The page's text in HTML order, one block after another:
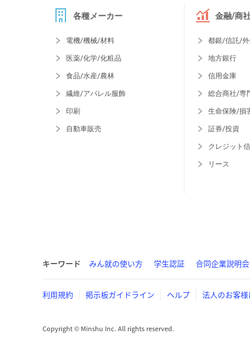
各種メーカー
電機/機械/材料
医薬/化学/化粧品
食品/水産/農林
繊維/アパレル服飾
印刷
自動車販売
金融/商
都銀/信託/外
地方銀行
信用金庫
総合商社/専
生命保険/損
証券/投資
クレジット
リース
キーワード みん就の使い方 学生認証 合同企業説明会
利用規約 掲示板ガイドライン ヘルプ 法人のお客様
Copyright © Minshu Inc. All rights reserved.